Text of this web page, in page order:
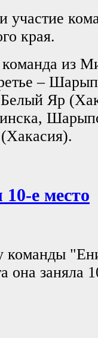
участие
края.
из
–
Яр
е место
команды
она заняла